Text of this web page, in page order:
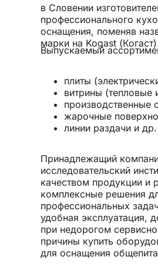
в Словении
профессионального
оснащения, поменяв
марки на Kogast
Выпускаемый
плиты
витрины (тепловые
производственные
жарочные
линии раздачи и др.
Принадлежащий
исследовательский
качеством продукции и
комплексные решения
профессиональных
удобная эксплуатация,
при недорогом
причины купить
для оснащения